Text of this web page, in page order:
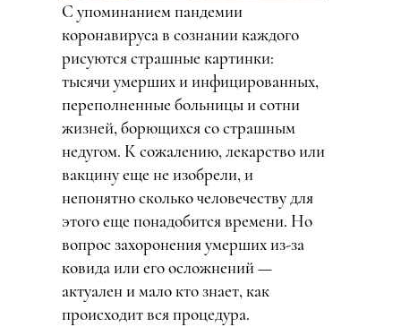
С упоминанием пандемии
коронавируса в сознании каждого
рисуются страшные картинки:
тысячи умерших и инфицированных,
переполненные больницы и сотни
жизней, борющихся со страшным
недугом. К сожалению, лекарство или
вакцину еще не изобрели, и
непонятно сколько человечеству для
этого еще понадобится времени. Но
вопрос захоронения умерших из-за
ковида или его осложнений —
актуален и мало кто знает, как
происходит вся процедура.